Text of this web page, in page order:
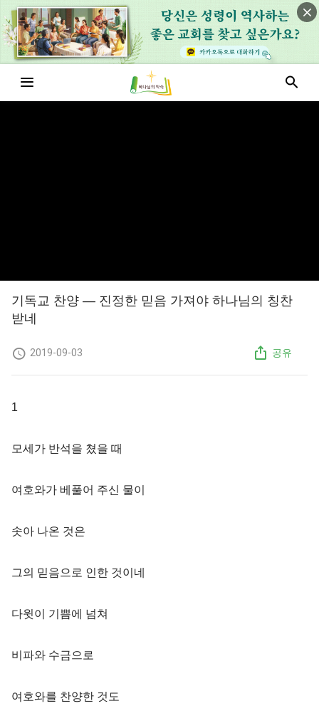
기독교 찬양 — 진정한 믿음 가져야 하나님의 칭찬
받네
2019-09-03 공유
1
모세가 반석을 쳤을 때
여호와가 베풀어 주신 물이
솟아 나온 것은
그의 믿음으로 인한 것이네
다윗이 기쁨에 넘쳐
비파와 수금으로
여호와를 찬양한 것도